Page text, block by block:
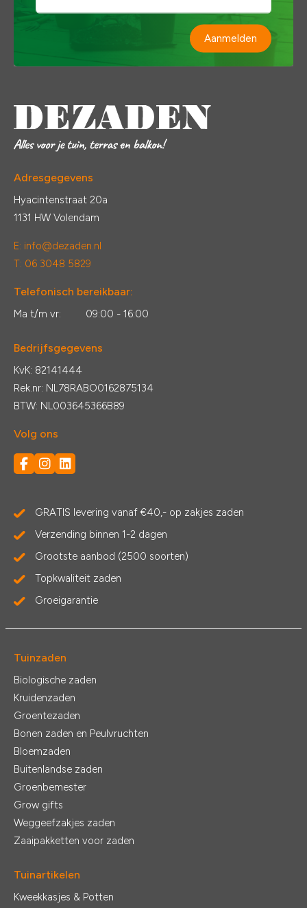
Aanmelden
Adresgegevens
Hyacintenstraat 20a
1131 HW Volendam
E: info@dezaden.nl
T: 06 3048 5829
Telefonisch bereikbaar:
Ma t/m vr: 09:00 - 16:00
Bedrijfsgegevens
KvK: 82141444
Rek.nr: NL78RABO0162875134
BTW: NL003645366B89
Volg ons
GRATIS levering vanaf €40,- op zakjes zaden
Verzending binnen 1-2 dagen
Grootste aanbod (2500 soorten)
Topkwaliteit zaden
Groeigarantie
Tuinzaden
Biologische zaden
Kruidenzaden
Groentezaden
Bonen zaden en Peulvruchten
Bloemzaden
Buitenlandse zaden
Groenbemester
Grow gifts
Weggeefzakjes zaden
Zaaipakketten voor zaden
Tuinartikelen
Kweekkasjes & Potten